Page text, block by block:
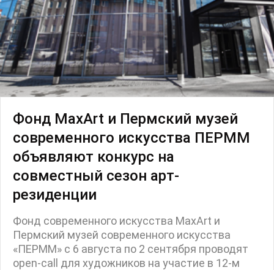
Фонд MaxArt и Пермский музей
современного искусства ПЕРММ
объявляют конкурс на
совместный сезон арт-
резиденции
Фонд современного искусства MaxArt и
Пермский музей современного искусства
«ПЕРММ» с 6 августа по 2 сентября проводят
open-call для художников на участие в 12-м